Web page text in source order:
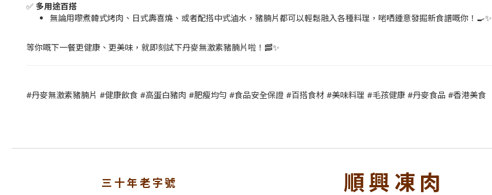
✅ 多用途百搭
無論用嚟煮韓式烤肉、日式壽喜燒、或者配搭中式滷水，豬腩片都可以輕鬆融入各種料理，啱哂鍾意發掘新食譜嘅你！🍳✨
等你嘅下一餐更健康、更美味，就即刻試下丹麥無激素豬腩片啦！🥓✨
#丹麥無激素豬腩片 #健康飲食 #高蛋白豬肉 #肥瘦均勻 #食品安全保證 #百搭食材 #美味料理 #毛孩健康 #丹麥食品 #香港美食
三十年老字號
順興凍肉